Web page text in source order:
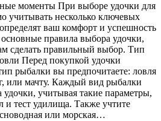
моменты При выборе удочки для
учитывать несколько ключевых
ваш комфорт и успешность
правила выбора удочки,
сделать правильный выбор. Тип
Перед покупкой удочки
рыбалки вы предпочитаете: ловля
или мачту. Каждый вид рыбалки
удочки, учитывая такие параметры,
и тест удилища. Также учтите
или морская…